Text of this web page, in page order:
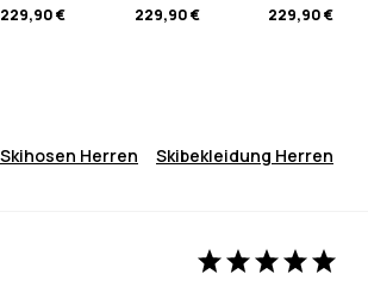
229,90 €
229,90 €
229,90 €
Skihosen Herren Skibekleidung Herren